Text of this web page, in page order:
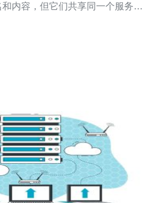
内容，但它们共享同一个服务器